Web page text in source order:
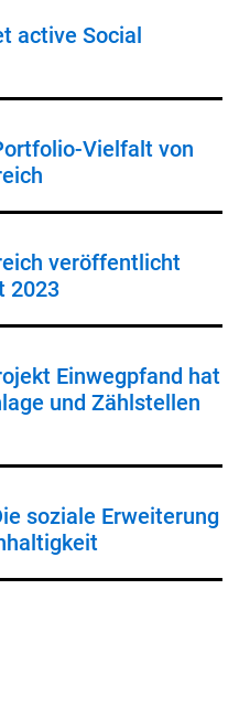
active Social
Vielfalt von
veröffentlicht
2023
Einwegpfand hat
und Zählstellen
soziale Erweiterung